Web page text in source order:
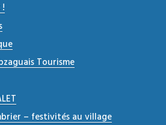
Tourisme
– festivités au village